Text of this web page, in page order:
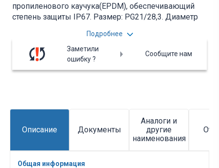
пропиленового каучука(EPDM), обеспечивающий
степень защиты IP67. Размер: PG21/28,3. Диаметр
дополнительная информация находится во
вложении на товар, см. pdf - файл.
Подробнее
Заметили
ошибку ?
Сообщите нам
Описание Документы
Аналоги и
другие
наименования
Общая информация